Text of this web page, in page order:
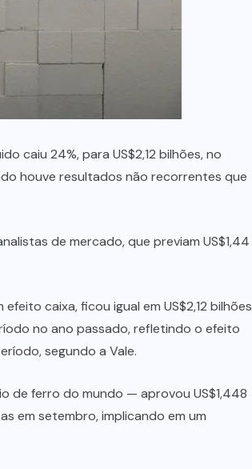
caiu 24%, para US$2,12 bilhões, no
houve resultados não recorrentes que
de mercado, que previam US$1,44
caixa, ficou igual em US$2,12 bilhões
no ano passado, refletindo o efeito
segundo a Vale.
de ferro do mundo — aprovou US$1,448
em setembro, implicando em um